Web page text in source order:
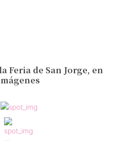
Feria de San Jorge, en